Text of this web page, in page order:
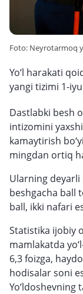
Foto: Neyrotarmoq
Yo‘l harakati
yangi tizimi 1-
Dastlabki besh
intizomini
kamaytirish
mingdan ortiq
Ularning deyarli
beshgacha ball
ball, ikki nafari
Statistika ijobiy
mamlakatda
6,3 foizga,
hodisalar soni
Yo‘ldoshevning